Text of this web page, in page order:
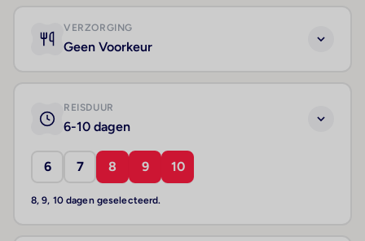
VERZORGING
Geen Voorkeur
REISDUUR
6-10 dagen
6 7 8 9 10
8, 9, 10 dagen geselecteerd.